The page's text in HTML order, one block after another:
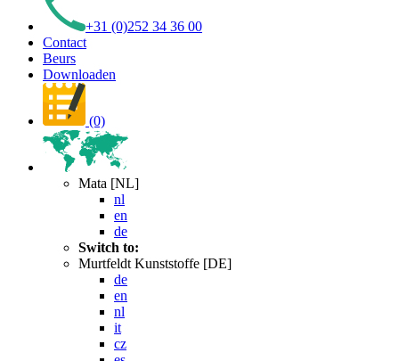
+31 (0)252 34 36 00
Contact
Beurs
Downloaden
(0)
Mata [NL]
nl
en
de
Switch to:
Murtfeldt Kunststoffe [DE]
de
en
nl
it
cz